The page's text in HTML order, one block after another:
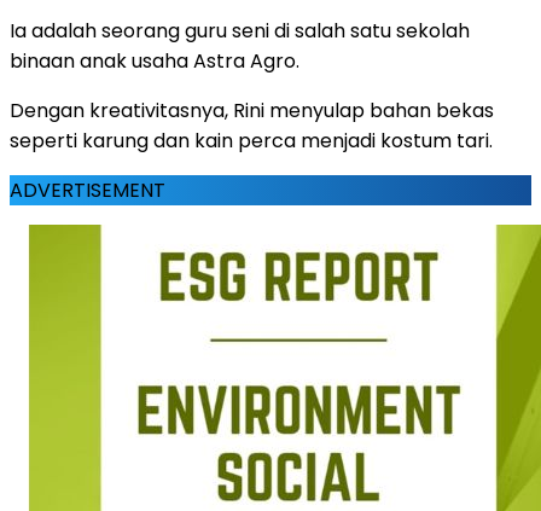
Ia adalah seorang guru seni di salah satu sekolah
binaan anak usaha Astra Agro.
Dengan kreativitasnya, Rini menyulap bahan bekas
seperti karung dan kain perca menjadi kostum tari.
ADVERTISEMENT